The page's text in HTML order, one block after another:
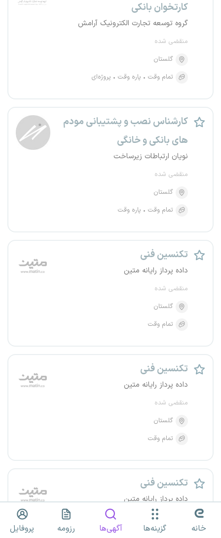
کارتخوان بانکی
گروه توسعه تجارت الکترونیک آرامش
منقضی شده
گلستان
تمام وقت
پاره وقت پروژه‌ای
کارشناس نصب و پشتیبانی مودم
های بانکی و خانگی
نویان ارتباطات زیرساخت
منقضی شده
گلستان
تمام وقت
پاره وقت
تکنسین فنی
داده پرداز رایانه متین
منقضی شده
گلستان
تمام وقت
تکنسین فنی
داده پرداز رایانه متین
منقضی شده
گلستان
تمام وقت
تکنسین فنی
داده پرداز رایانه متین
منقضی شده
گلستان
خانه گزینه‌ها آگهی‌ها رزومه پروفایل